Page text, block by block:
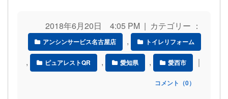
2018年6月20日 4:05 PM | カテゴリー ：
アンシンサービス名古屋店 , トイレリフォーム
, ピュアレストQR , 愛知県 , 愛西市 ｜
コメント（0）